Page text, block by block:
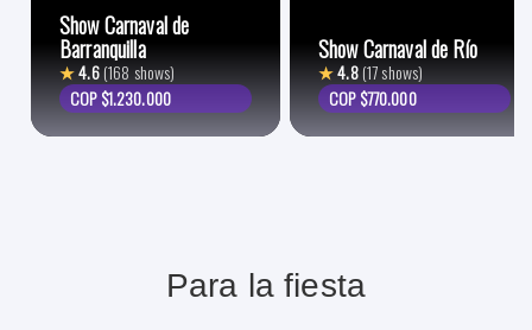
Show Carnaval de
Barranquilla
★4.6(168 shows)
COP $1.230.000
Show Carnaval de Río
★4.8(17 shows)
COP $770.000
Para la fiesta